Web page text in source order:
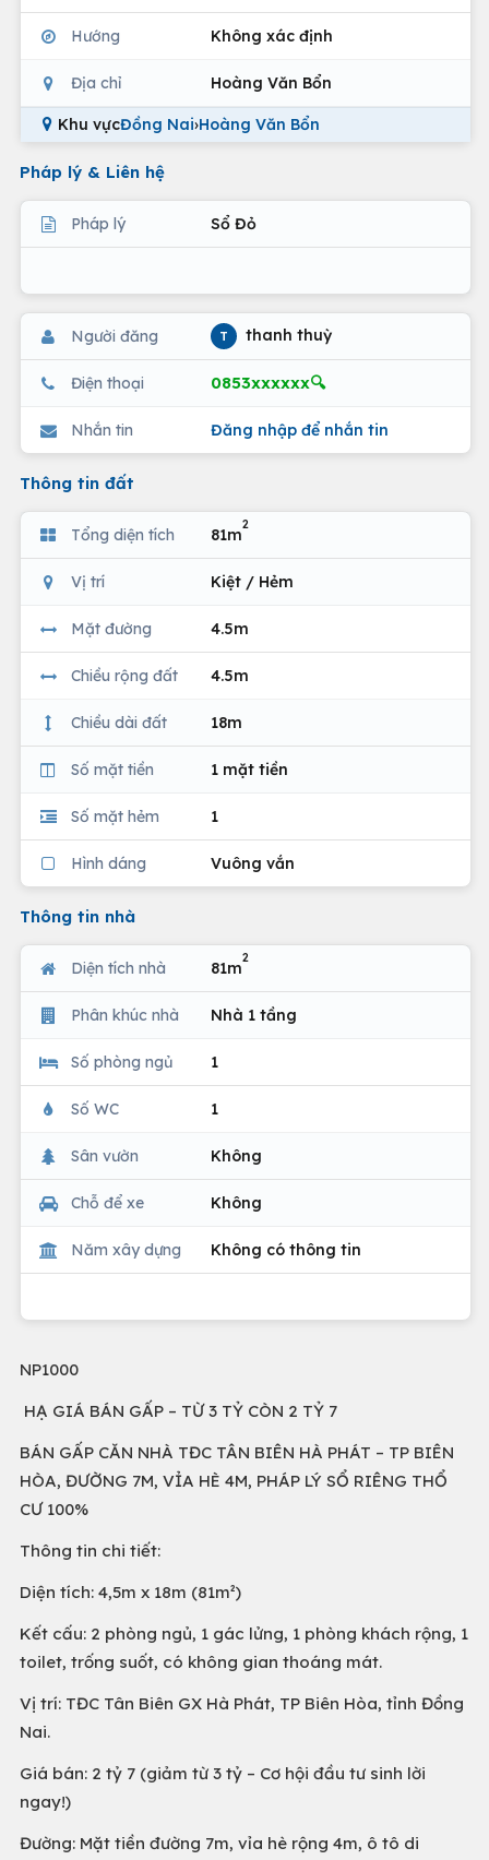
Hướng Không xác định
Địa chỉ Hoàng Văn Bổn
Khu vựcĐồng Nai›Hoàng Văn Bổn
Pháp lý & Liên hệ
Pháp lý Sổ Đỏ
Người đăng T thanh thuỳ
Điện thoại 0853xxxxxx🔍
Nhắn tin Đăng nhập để nhắn tin
Thông tin đất
Tổng diện tích 81m
2
Vị trí Kiệt / Hẻm
Mặt đường 4.5m
Chiều rộng đất 4.5m
Chiều dài đất 18m
Số mặt tiền 1 mặt tiền
Số mặt hẻm 1
Hình dáng Vuông vắn
Thông tin nhà
Diện tích nhà 81m
2
Phân khúc nhà Nhà 1 tầng
Số phòng ngủ 1
Số WC 1
Sân vườn Không
Chỗ để xe Không
Năm xây dựng Không có thông tin
NP1000
HẠ GIÁ BÁN GẤP – TỪ 3 TỶ CÒN 2 TỶ 7
BÁN GẤP CĂN NHÀ TĐC TÂN BIÊN HÀ PHÁT – TP BIÊN
HÒA, ĐƯỜNG 7M, VỈA HÈ 4M, PHÁP LÝ SỔ RIÊNG THỔ
CƯ 100%
Thông tin chi tiết:
Diện tích: 4,5m x 18m (81m²)
Kết cấu: 2 phòng ngủ, 1 gác lửng, 1 phòng khách rộng, 1
toilet, trống suốt, có không gian thoáng mát.
Vị trí: TĐC Tân Biên GX Hà Phát, TP Biên Hòa, tỉnh Đồng
Nai.
Giá bán: 2 tỷ 7 (giảm từ 3 tỷ – Cơ hội đầu tư sinh lời
ngay!)
Đường: Mặt tiền đường 7m, vỉa hè rộng 4m, ô tô di